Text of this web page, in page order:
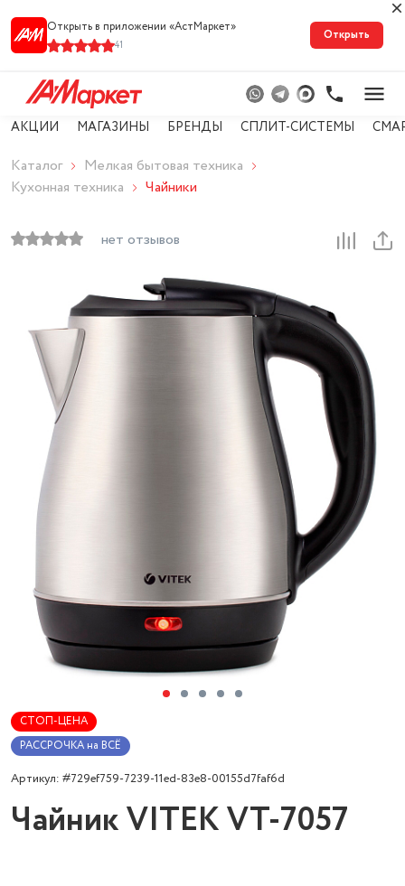
Открыть в приложении «АстМарке‪т‬»
41
Открыть
АКЦИИ МАГАЗИНЫ БРЕНДЫ СПЛИТ-СИСТЕМЫ
Каталог
Мелкая бытовая техника
Кухонная техника
Чайники
нет отзывов
СТОП-ЦЕНА
РАССРОЧКА на ВСЁ
Артикул: #729ef759-7239-11ed-83e8-00155d7faf6d
Чайник VITEK VT-7057